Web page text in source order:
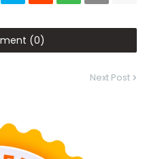
(0)
Next Post